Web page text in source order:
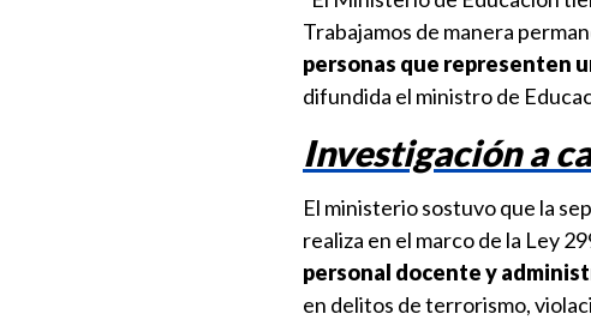
Trabajamos de manera
personas que representen
difundida el ministro de
Investigación a
El ministerio sostuvo que la
realiza en el marco de la Ley
personal docente y
en delitos de terrorismo,